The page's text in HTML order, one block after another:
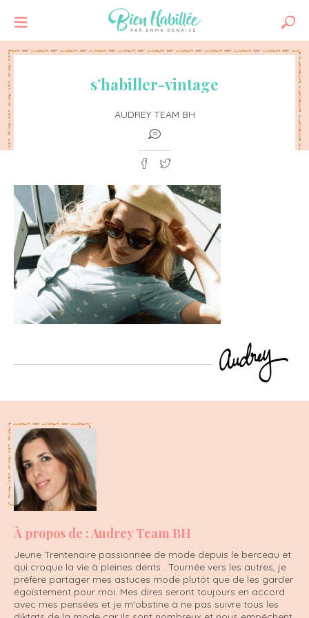
s’habiller-vintage
AUDREY TEAM BH
À propos de : Audrey Team BH
Jeune Trentenaire passionnée de mode depuis le berceau et
qui croque la vie à pleines dents . Tournée vers les autres, je
préfère partager mes astuces mode plutôt que de les garder
égoïstement pour moi. Mes dires seront toujours en accord
avec mes pensées et je m'obstine à ne pas suivre tous les